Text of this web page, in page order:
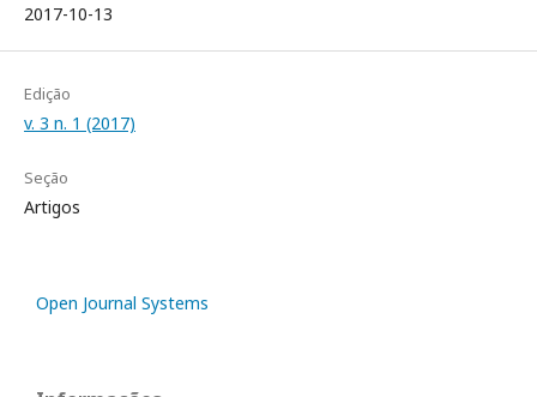
2017-10-13
Edição
v. 3 n. 1 (2017)
Seção
Artigos
Open Journal Systems